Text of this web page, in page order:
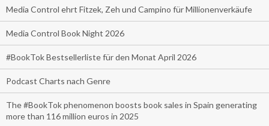
Media Control ehrt Fitzek, Zeh und Campino für Millionenverkäufe
Media Control Book Night 2026
#BookTok Bestsellerliste für den Monat April 2026
Podcast Charts nach Genre
The #BookTok phenomenon boosts book sales in Spain generating
more than 116 million euros in 2025